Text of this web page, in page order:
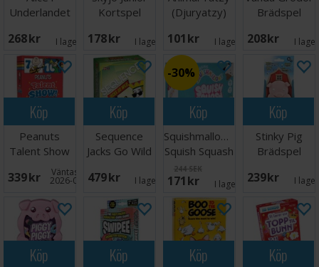
Underlandet
268 SEK I lager:
Kortspel
178 SEK I lager:
(Djuryatzy)
101 SEK I lager: 5
Brädspel
208 SEK I
Köp
Peanuts
Talent Show
Kortspel
339 SEK Väntas in:
2026-09-30
Köp
Sequence
Jacks Go Wild
479 SEK I lager: 5
Köp
30%
Squishmallows
Squish Squash
Brettspill
244 SEK
171 SEK I lager: 5
Köp
Stinky Pig
Brädspel
239 SEK I
Köp Köp Köp Köp